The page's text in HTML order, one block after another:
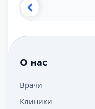
О нас
Врачи
Клиники